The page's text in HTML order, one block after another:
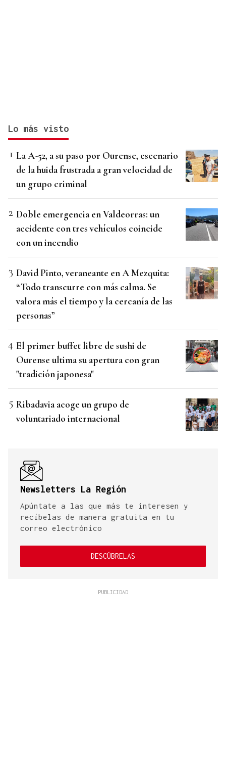
Lo más visto
La A-52, a su paso por Ourense, escenario
de la huida frustrada a gran velocidad de
un grupo criminal
Doble emergencia en Valdeorras: un
accidente con tres vehículos coincide
con un incendio
David Pinto, veraneante en A Mezquita:
“Todo transcurre con más calma. Se
valora más el tiempo y la cercanía de las
personas”
El primer buffet libre de sushi de
Ourense ultima su apertura con gran
"tradición japonesa"
Ribadavia acoge un grupo de
voluntariado internacional
Newsletters La Región
Apúntate a las que más te interesen y
recíbelas de manera gratuita en tu
correo electrónico
DESCÚBRELAS